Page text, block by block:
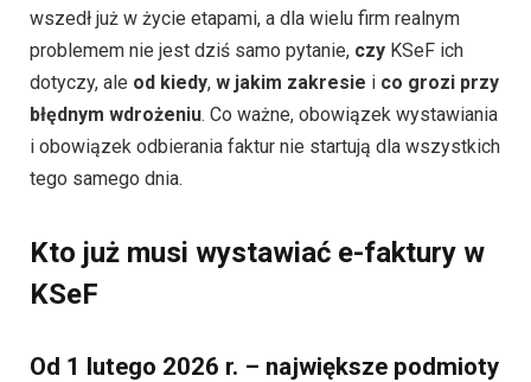
wszedł już w życie etapami, a dla wielu firm realnym
problemem nie jest dziś samo pytanie, czy KSeF ich
dotyczy, ale od kiedy, w jakim zakresie i co grozi przy
błędnym wdrożeniu. Co ważne, obowiązek wystawiania
i obowiązek odbierania faktur nie startują dla wszystkich
tego samego dnia.
Kto już musi wystawiać e-faktury w
KSeF
Od 1 lutego 2026 r. – największe podmioty